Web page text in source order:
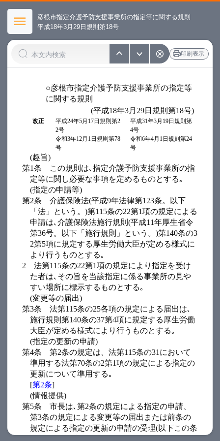
彦根市指定介護予防支援事業所の指定等に関する規則
平成18年3月29日規則第18号
印刷表示
○彦根市指定介護予防支援事業所の指定等
に関する規則
(平成18年3月29日規則第18号)
改正
平成24年5月17日規則第2
2号
平成31年3月19日規則第
4号
令和3年12月1日規則第78
号
令和6年4月1日規則第24
号
(趣旨)
第1条
この規則は､指定介護予防支援事業所の指
定等に関し必要な事項を定めるものとする｡
(指定の申請等)
第2条 介護保険法(平成9年法律第123条。以下
「法」という。)第115条の22第1項の規定による
申請は､介護保険法施行規則(平成11年厚生省令
第36号。以下「施行規則」という。)第140条の3
2第5項に規定する厚生労働大臣が定める様式に
より行うものとする｡
2 法第115条の22第1項の規定により指定を受け
た者は､その旨を当該指定に係る事業所の見や
すい場所に標示するものとする｡
(変更等の届出)
第3条 法第115条の25各項の規定による届出は､
施行規則第140条の37第4項に規定する厚生労働
大臣が定める様式により行うものとする｡
(指定の更新の申請)
第4条 第2条の規定は、法第115条の31において
準用する法第70条の2第1項の規定による指定の
更新について準用する｡
[第2条]
(情報提供)
第5条 市長は､第2条の規定による指定の申請、
第3条の規定による変更等の届出または前条の
規定による指定の更新の申請の受理(以下この条